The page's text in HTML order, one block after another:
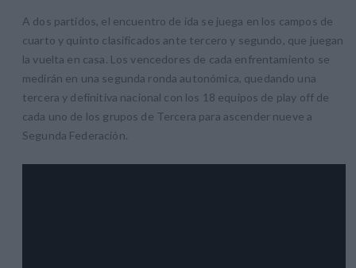
A dos partidos, el encuentro de ida se juega en los campos de
cuarto y quinto clasificados ante tercero y segundo, que juegan
la vuelta en casa. Los vencedores de cada enfrentamiento se
medirán en una segunda ronda autonómica, quedando una
tercera y definitiva nacional con los 18 equipos de play off de
cada uno de los grupos de Tercera para ascender nueve a
Segunda Federación.